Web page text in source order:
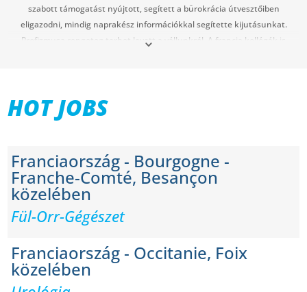
szabott támogatást nyújtott, segített a bürokrácia útvesztőiben
eligazodni, mindig naprakész információkkal segítette kijutásunkat.
Profizmusa rengeteg terhet levett a vállunkról. A francia kollégák is
Nagyon köszönjük, hogy együtt dolgozhattunk! Kívánjuk, hogy a
továbbiakban is örömet találjon a munkájában, és ilyen lelkesedéssel
HOT JOBS
Franciaország - Bourgogne -
Franche-Comté, Besançon
közelében
Fül-Orr-Gégészet
Franciaország - Occitanie, Foix
közelében